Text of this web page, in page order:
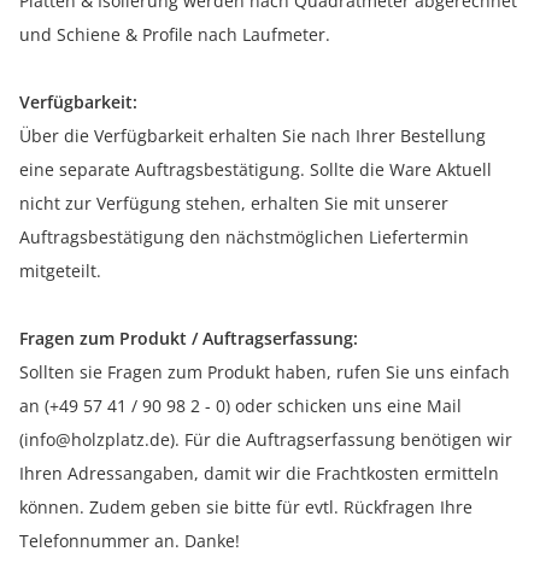
und Schiene & Profile nach Laufmeter.
Verfügbarkeit:
Über die Verfügbarkeit erhalten Sie nach Ihrer Bestellung
eine separate Auftragsbestätigung. Sollte die Ware Aktuell
nicht zur Verfügung stehen, erhalten Sie mit unserer
Auftragsbestätigung den nächstmöglichen Liefertermin
mitgeteilt.
Fragen zum Produkt / Auftragserfassung:
Sollten sie Fragen zum Produkt haben, rufen Sie uns einfach
an (+49 57 41 / 90 98 2 - 0) oder schicken uns eine Mail
(info@holzplatz.de). Für die Auftragserfassung benötigen wir
Ihren Adressangaben, damit wir die Frachtkosten ermitteln
können. Zudem geben sie bitte für evtl. Rückfragen Ihre
Telefonnummer an. Danke!